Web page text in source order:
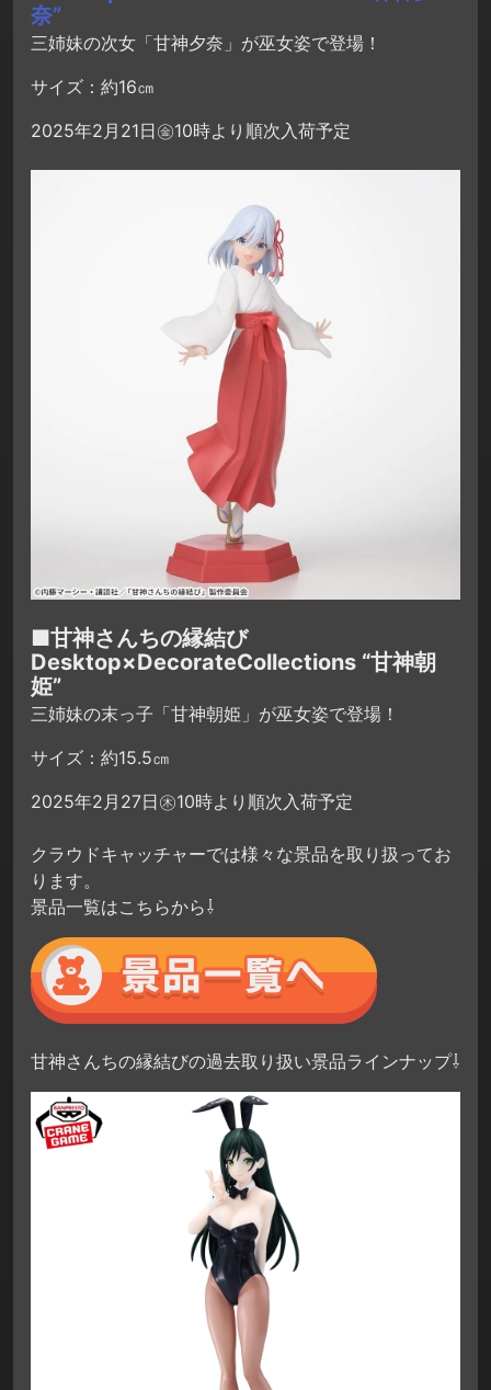
奈”
三姉妹の次女「甘神夕奈」が巫女姿で登場！
サイズ：約16㎝
2025年2月21日㊎10時より順次入荷予定
■甘神さんちの縁結び
Desktop×DecorateCollections “甘神朝
姫”
三姉妹の末っ子「甘神朝姫」が巫女姿で登場！
サイズ：約15.5㎝
2025年2月27日㊍10時より順次入荷予定
クラウドキャッチャーでは様々な景品を取り扱ってお
ります。
景品一覧はこちらから⇩
甘神さんちの縁結びの過去取り扱い景品ラインナップ⇩